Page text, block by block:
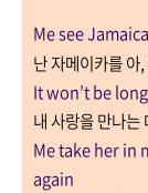
Me see
난 자메이카를 아,
It won’t be
내 사랑을 만나는
Me take her in
again